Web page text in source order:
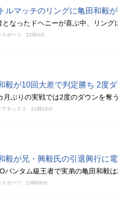
ルマッチのリングに亀田和毅
となったドヘニーが喜ぶ中、リン
スポーツ 22時3分
毅が10回大差で判定勝ち 2度
月ぶりの実戦では2度のダウンを奪
アネックス 21時16分
毅が兄・興毅氏の引退興行に
バンタム級王者で実弟の亀田和毅
スポーツ 23時56分